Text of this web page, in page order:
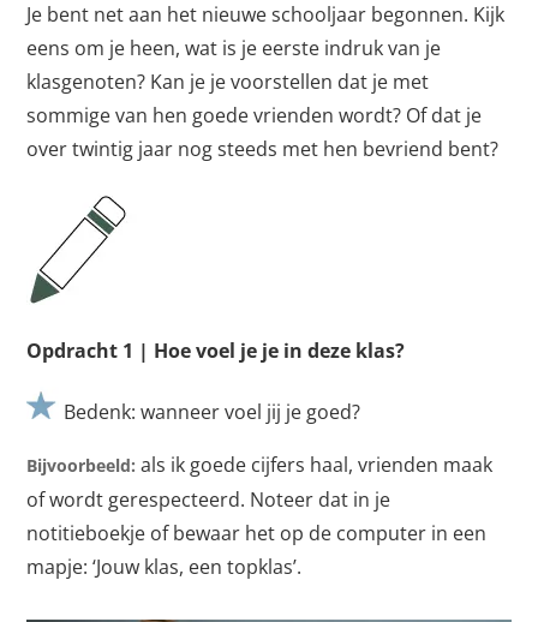
Je bent net aan het nieuwe schooljaar begonnen. Kijk
eens om je heen, wat is je eerste indruk van je
klasgenoten? Kan je je voorstellen dat je met
sommige van hen goede vrienden wordt? Of dat je
over twintig jaar nog steeds met hen bevriend bent?
Opdracht 1 | Hoe voel je je in deze klas?
Bedenk: wanneer voel jij je goed?
Bijvoorbeeld:als ik goede cijfers haal, vrienden maak
of wordt gerespecteerd. Noteer dat in je
notitieboekje of bewaar het op de computer in een
mapje: ‘Jouw klas, een topklas’.